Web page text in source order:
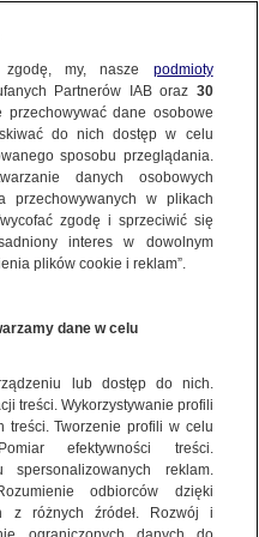
Kamera
moment katastrofy
nagranie, na którym
dwóch pociągów.
zarejestrowała
do którego
zginęło dziewięć
rannych.
my, nasze podmioty
Partnerów IAB oraz 30
przechowywać dane osobowe
do nich dostęp w celu
sposobu przeglądania.
danych osobowych
przechowywanych w plikach
zgodę i sprzeciwić się
interes w dowolnym
plików cookie i reklam”.
dane w celu
lub dostęp do nich.
treści. Wykorzystywanie profili
treści. Tworzenie profili w celu
efektywności treści.
reklam.
odbiorców dzięki
z różnych źródeł. Rozwój i